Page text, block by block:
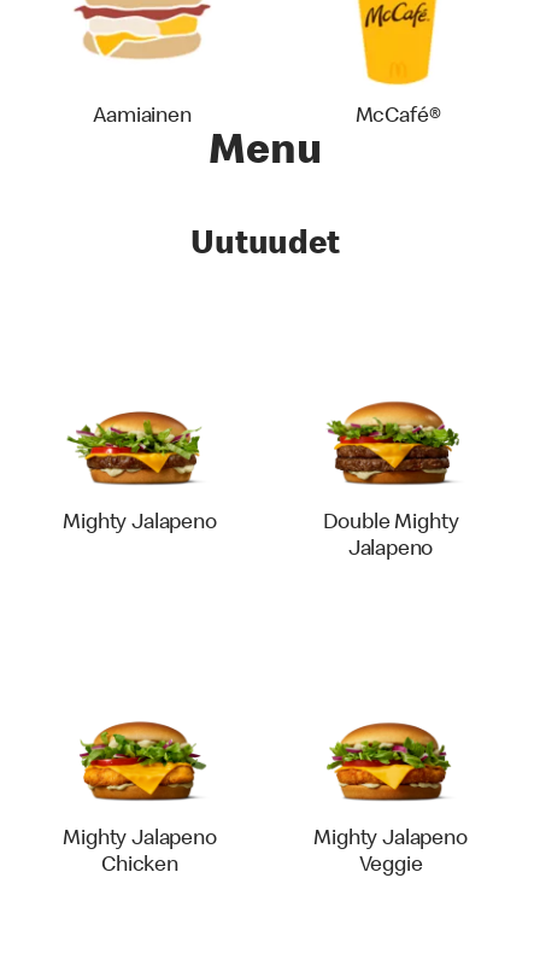
Aamiainen McCafé®
Menu
Uutuudet
Mighty Jalapeno
Double Mighty
Jalapeno
Mighty Jalapeno
Chicken
Mighty Jalapeno
Veggie